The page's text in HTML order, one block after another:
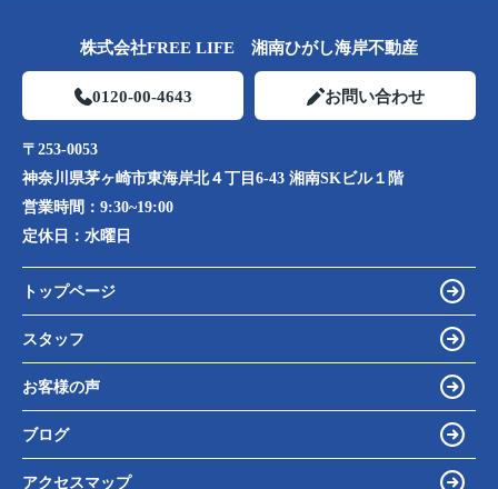
株式会社FREE LIFE 湘南ひがし海岸不動産
0120-00-4643 お問い合わせ
〒253-0053
神奈川県茅ヶ崎市東海岸北４丁目6-43 湘南SKビル１階
営業時間： 9:30~19:00
定休日： 水曜日
トップページ
スタッフ
お客様の声
ブログ
アクセスマップ